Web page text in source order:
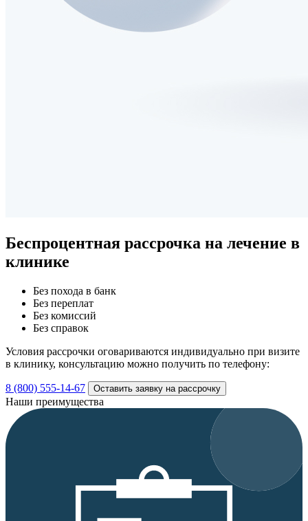
Беспроцентная рассрочка на лечение в
клинике
Без похода в банк
Без переплат
Без комиссий
Без справок
Условия рассрочки оговариваются индивидуально при визите
в клинику, консультацию можно получить по телефону:
8 (800) 555-14-67 Оставить заявку на рассрочку
Наши преимущества